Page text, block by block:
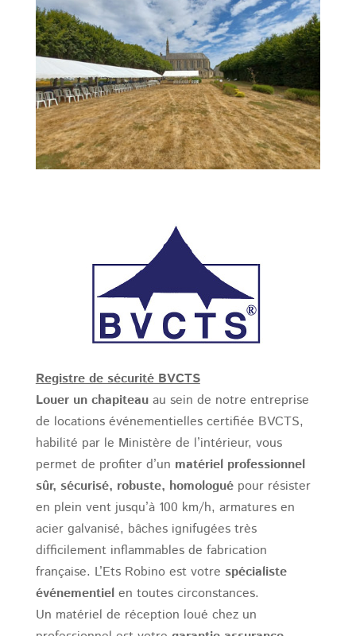
Registre de sécurité BVCTS
Louer un chapiteauau sein de notre entreprise
de locations événementielles certifiée BVCTS,
habilité par le Ministère de l’intérieur, vous
permet de profiter d’un matériel professionnel
sûr, sécurisé, robuste, homologuépour résister
en plein vent jusqu’à 100 km/h, armatures en
acier galvanisé, bâches ignifugées très
difficilement inflammables de fabrication
française. L’Ets Robino est votre spécialiste
événementielen toutes circonstances.
Un matériel de réception loué chez un